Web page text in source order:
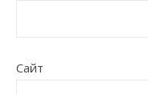
Сайт